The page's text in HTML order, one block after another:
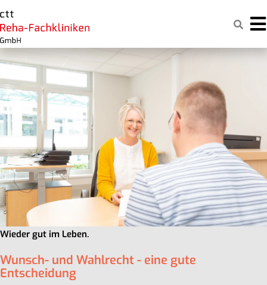
Inhalt
springen
Wieder gut im Leben.
Wunsch- und Wahlrecht - eine gute
Entscheidung